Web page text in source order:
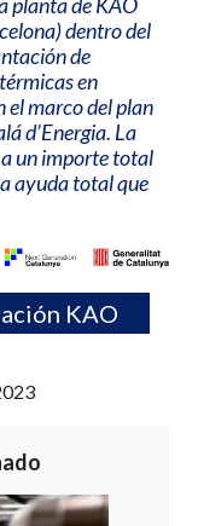
dentro del
de
en
el marco del plan
d’Energia. La
un importe total
ayuda total que
KAO